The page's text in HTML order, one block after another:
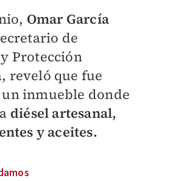
Omar García
de
Protección
reveló que fue
un inmueble donde
diésel artesanal,
y aceites.